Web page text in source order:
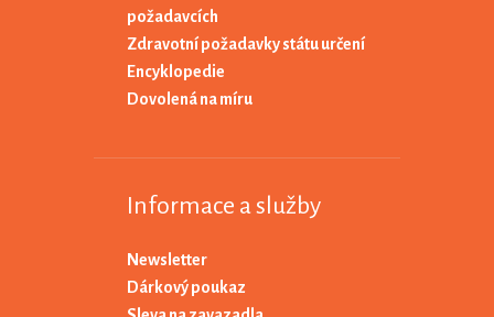
požadavcích
Zdravotní požadavky státu určení
Encyklopedie
Dovolená na míru
Informace a služby
Newsletter
Dárkový poukaz